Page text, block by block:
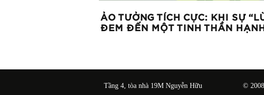
ẢO TƯỞNG TÍCH CỰC: KHI SỰ
ĐEM ĐẾN MỘT TINH THẦN
Tầng 4, tòa nhà 19M Nguyễn Hữu
©